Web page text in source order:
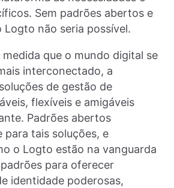
Sem padrões abertos e
não seria possível.
medida que o mundo digital se
interconectado, a
de gestão de
flexíveis e amigáveis
Padrões abertos
para tais soluções, e
o Logto estão na vanguarda
para oferecer
identidade poderosas,